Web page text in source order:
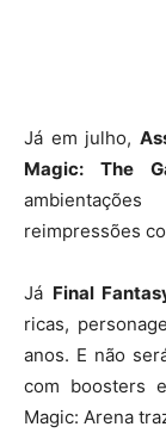
Já em julho,
Magic: The
reimpressões
Já Final
ricas,
anos. E não
com boosters
Magic: Arena